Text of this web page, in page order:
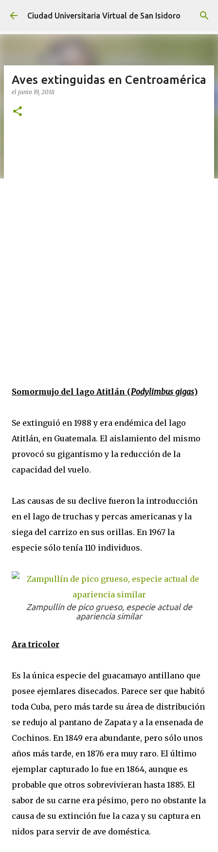
Ir al contenido principal
Ciudad Universitaria Virtual de San Isidoro
Aves extinguidas en Centroamérica
el junio 19, 2018
Somormujo del lago Atitlán (Podylimbus gigas)
Se extinguió en 1988 y era endémica del lago
Atitlán, en Guatemala. El aislamiento del mismo
provocó su gigantismo y la reducción de la
capacidad del vuelo.
Las causas de su declive fueron la introducción
en el lago de truchas y percas americanas y la
siega del carrizo en sus orillas. En 1967 la
especie sólo tenía 110 individuos.
Zampullín de pico grueso, especie actual de
apariencia similar
Ara tricolor
Es la única especie del guacamayo antillano que
posee ejemlares disecados. Parece ser que habitó
toda Cuba, pero más tarde su área de distribución
se redujo al pantano de Zapata y a la ensenada de
Cochinos. En 1849 era abundante, pero sólo unos
años más tarde, en 1876 era muy raro. El último
ejemplar capturado lo fue en 1864, aunque es
probable que otros sobrevivieran hasta 1885. El
sabor de su carne era pésimo, pero no obstante la
causa de su extinción fue la caza y su captura en
nidos para servir de ave doméstica.